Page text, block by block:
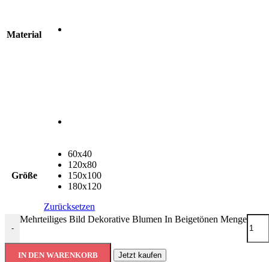
Material
Größe
60x40
120x80
150x100
180x120
Zurücksetzen
-
Mehrteiliges Bild Dekorative Blumen In Beigetönen Menge
IN DEN WARENKORB Jetzt kaufen